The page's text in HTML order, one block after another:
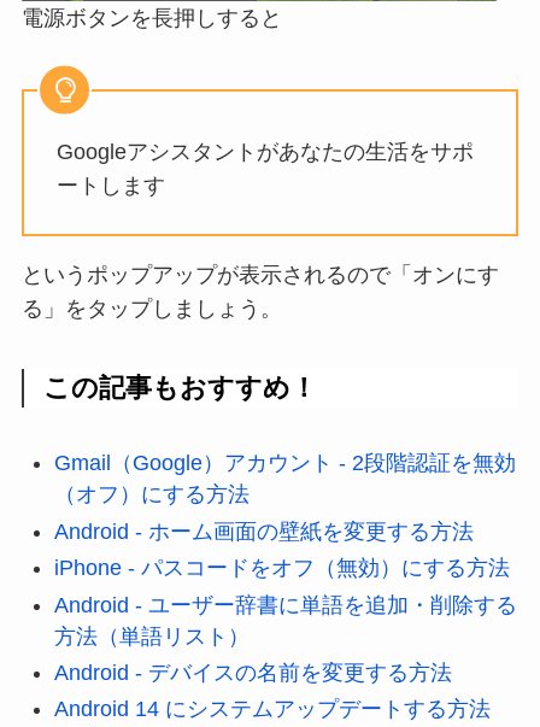
電源ボタンを長押しすると
Googleアシスタントがあなたの生活をサポ
ートします
というポップアップが表示されるので「オンにす
る」をタップしましょう。
この記事もおすすめ！
Gmail（Google）アカウント - 2段階認証を無効
（オフ）にする方法
Android - ホーム画面の壁紙を変更する方法
iPhone - パスコードをオフ（無効）にする方法
Android - ユーザー辞書に単語を追加・削除する
方法（単語リスト）
Android - デバイスの名前を変更する方法
Android 14 にシステムアップデートする方法